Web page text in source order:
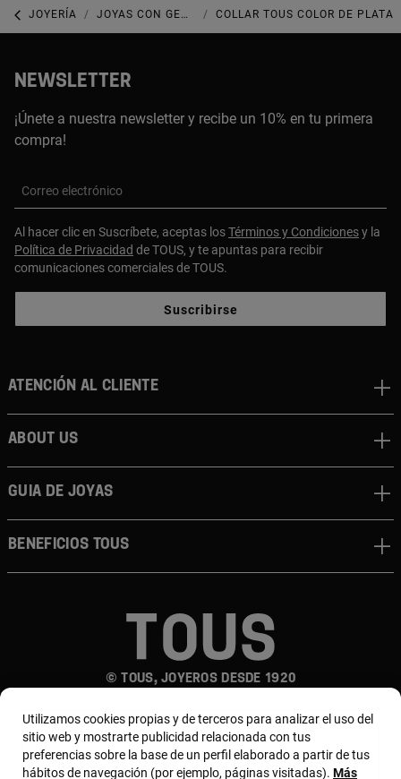
JOYERÍA JOYAS CON GEMAS COLLAR TOUS COLOR DE PLATA
NEWSLETTER
¡Únete a nuestra newsletter y recibe un 10% en tu primera
compra!
Correo electrónico
Al hacer clic en Suscríbete, aceptas losTérminos y Condicionesy la
Política de Privacidad de TOUS, y te apuntas para recibir
comunicaciones comerciales de TOUS.
Suscribirse
© TOUS, JOYEROS DESDE 1920
Atención al cliente
About us
Guia de joyas
Beneficios TOUS
Utilizamos cookies propias y de terceros para analizar el uso del
sitio web y mostrarte publicidad relacionada con tus
preferencias sobre la base de un perfil elaborado a partir de tus
hábitos de navegación (por ejemplo, páginas visitadas). Más